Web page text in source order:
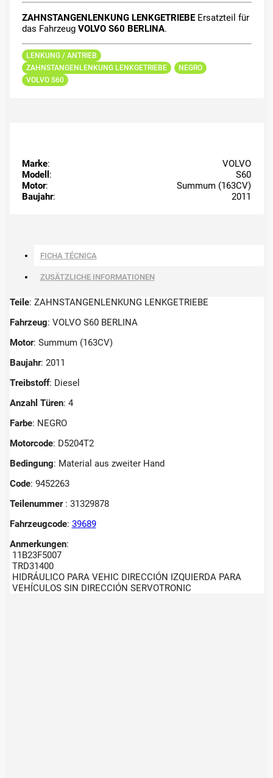
ZAHNSTANGENLENKUNG LENKGETRIEBEErsatzteil für
das Fahrzeug VOLVO S60 BERLINA.
LENKUNG / ANTRIEB
ZAHNSTANGENLENKUNG LENKGETRIEBE
NEGRO
VOLVO S60
Marke:
VOLVO
Modell :
S60
Motor:
Summum (163CV)
Baujahr: 2011
FICHA TÉCNICA
ZUSÄTZLICHE INFORMATIONEN
Teile: ZAHNSTANGENLENKUNG LENKGETRIEBE
Fahrzeug: VOLVO S60 BERLINA
Motor: Summum (163CV)
Baujahr: 2011
Treibstoff: Diesel
Anzahl Türen: 4
Farbe: NEGRO
Motorcode: D5204T2
Bedingung: Material aus zweiter Hand
Code: 9452263
Teilenummer : 31329878
Fahrzeugcode: 39689
Anmerkungen:
11B23F5007
TRD31400
HIDRÁULICO PARA VEHIC DIRECCIÓN IZQUIERDA PARA
VEHÍCULOS SIN DIRECCIÓN SERVOTRONIC